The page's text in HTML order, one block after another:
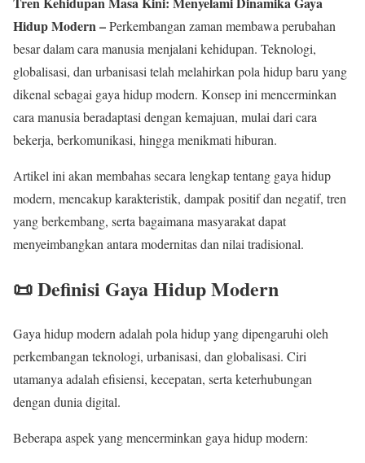
Hidup Modern –Perkembangan zaman membawa perubahan
besar dalam cara manusia menjalani kehidupan. Teknologi,
globalisasi, dan urbanisasi telah melahirkan pola hidup baru yang
dikenal sebagai gaya hidup modern. Konsep ini mencerminkan
cara manusia beradaptasi dengan kemajuan, mulai dari cara
bekerja, berkomunikasi, hingga menikmati hiburan.
Artikel ini akan membahas secara lengkap tentang gaya hidup
modern, mencakup karakteristik, dampak positif dan negatif, tren
yang berkembang, serta bagaimana masyarakat dapat
menyeimbangkan antara modernitas dan nilai tradisional.
📜 Definisi Gaya Hidup Modern
Gaya hidup modern adalah pola hidup yang dipengaruhi oleh
perkembangan teknologi, urbanisasi, dan globalisasi. Ciri
utamanya adalah efisiensi, kecepatan, serta keterhubungan
dengan dunia digital.
Beberapa aspek yang mencerminkan gaya hidup modern: